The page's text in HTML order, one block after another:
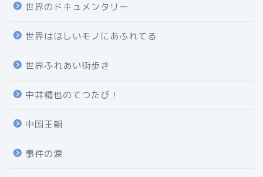
世界のドキュメンタリー
世界はほしいモノにあふれてる
世界ふれあい街歩き
中井精也のてつたび！
中国王朝
事件の涙